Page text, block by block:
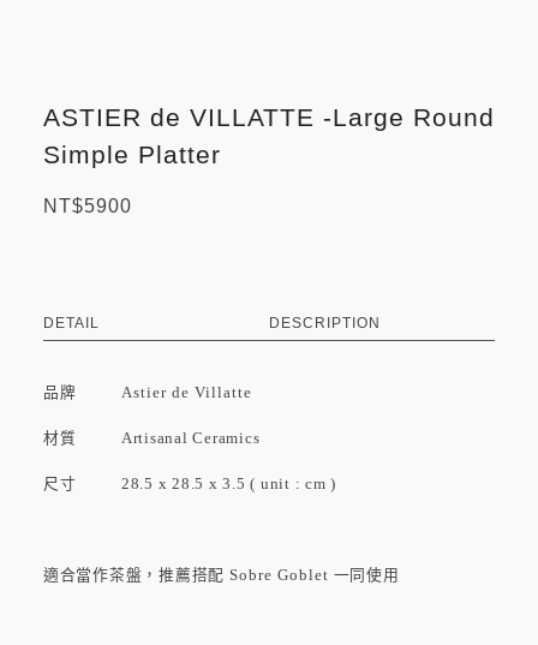
ASTIER de VILLATTE -Large Round
Simple Platter
NT$5900
DETAIL DESCRIPTION
品牌 Astier de Villatte
材質 Artisanal Ceramics
尺寸 28.5 x 28.5 x 3.5 ( unit : cm )
適合當作茶盤，推薦搭配 Sobre Goblet 一同使用